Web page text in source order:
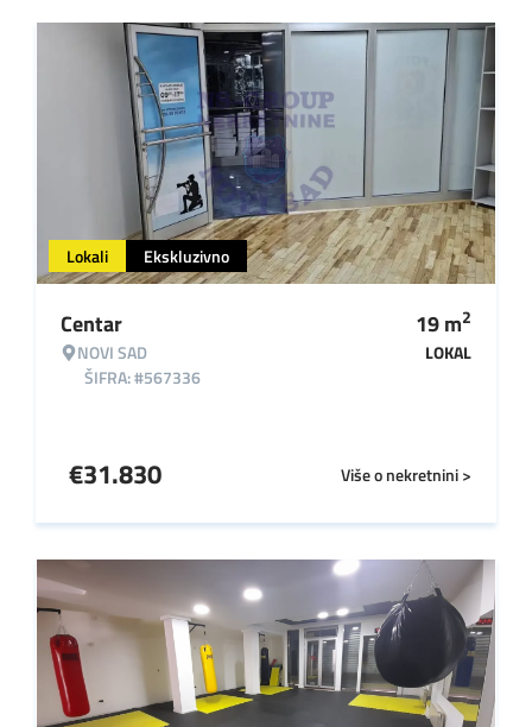
Lokali Ekskluzivno
Centar
NOVI SAD
ŠIFRA: #567336
19m2
LOKAL
Više o nekretnini >
€31.830